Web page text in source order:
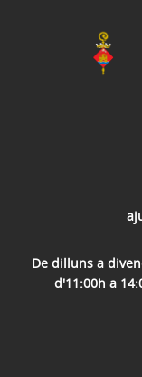
De dilluns a
d'11:00h a